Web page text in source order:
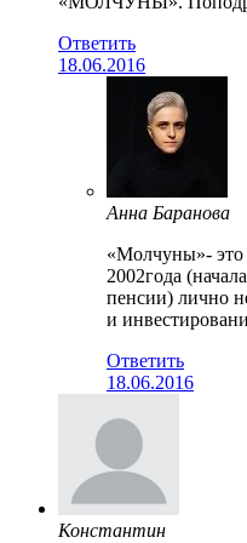
Ответить
18.06.2016
Анна Баранова
«Молчуны»- это
2002года
пенсии) лично
и
Ответить
18.06.2016
Константин